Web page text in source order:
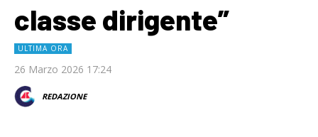
classe dirigente”
ULTIMA ORA
26 Marzo 2026 17:24
REDAZIONE